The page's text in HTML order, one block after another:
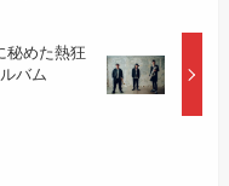
秘めた熱狂
バム